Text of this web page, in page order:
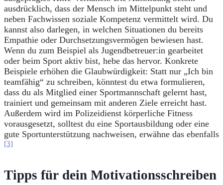
ausdrücklich, dass der Mensch im Mittelpunkt steht und
neben Fachwissen soziale Kompetenz vermittelt wird. Du
kannst also darlegen, in welchen Situationen du bereits
Empathie oder Durchsetzungsvermögen bewiesen hast.
Wenn du zum Beispiel als Jugendbetreuer:in gearbeitet
oder beim Sport aktiv bist, hebe das hervor. Konkrete
Beispiele erhöhen die Glaubwürdigkeit: Statt nur „Ich bin
teamfähig“ zu schreiben, könntest du etwa formulieren,
dass du als Mitglied einer Sportmannschaft gelernt hast,
trainiert und gemeinsam mit anderen Ziele erreicht hast.
Außerdem wird im Polizeidienst körperliche Fitness
vorausgesetzt, solltest du eine Sportausbildung oder eine
gute Sportunterstützung nachweisen, erwähne das ebenfalls
[3]
Tipps für dein Motivationsschreiben